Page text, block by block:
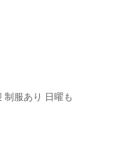
制服あり 日曜も